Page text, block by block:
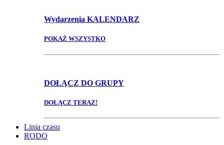
Wydarzenia KALENDARZ
POKAŻ WSZYSTKO
DOŁĄCZ DO GRUPY
DOŁĄCZ TERAZ!
Linia czasu
RODO